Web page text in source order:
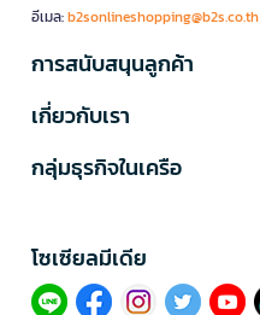
อีเมล:b2sonlineshopping@b2s.co.th
การสนับสนุนลูกค้า
เกี่ยวกับเรา
กลุ่มธุรกิจในเครือ
โซเซียลมีเดีย​